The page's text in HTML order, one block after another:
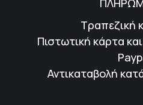
Τραπεζική
Πιστωτική κάρτα
Αντικαταβολή